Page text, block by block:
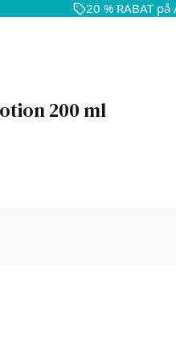
20 % RABAT
200 ml